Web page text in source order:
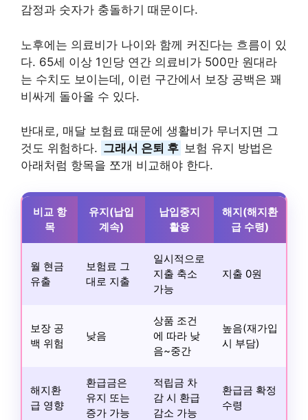
감정과 숫자가 충돌하기 때문이다.
노후에는 의료비가 나이와 함께 커진다는 흐름이 있
다. 65세 이상 1인당 연간 의료비가 500만 원대라
는 수치도 보이는데, 이런 구간에서 보장 공백은 꽤
비싸게 돌아올 수 있다.
반대로, 매달 보험료 때문에 생활비가 무너지면 그
것도 위험하다. 그래서 은퇴 후 보험 유지 방법은
아래처럼 항목을 쪼개 비교해야 한다.
비교 항
목
유지(납입
계속)
납입중지
활용
해지(해지환
급 수령)
월 현금
유출
보험료 그
대로 지출
일시적으로
지출 축소
가능
지출 0원
보장 공
백 위험
낮음
상품 조건
에 따라 낮
음~중간
높음(재가입
시 부담)
해지환
급 영향
환급금은
유지 또는
증가 가능
적립금 차
감 시 환급
감소 가능
환급금 확정
수령